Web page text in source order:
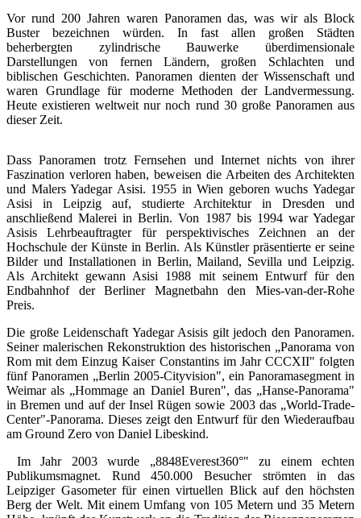
Vor rund 200 Jahren waren Panoramen das, was wir als Block
Buster bezeichnen würden. In fast allen großen Städten
beherbergten zylindrische Bauwerke überdimensionale
Darstellungen von fernen Ländern, großen Schlachten und
biblischen Geschichten. Panoramen dienten der Wissenschaft und
waren Grundlage für moderne Methoden der Landvermessung.
Heute existieren weltweit nur noch rund 30 große Panoramen aus
dieser Zeit.
Dass Panoramen trotz Fernsehen und Internet nichts von ihrer
Faszination verloren haben, beweisen die Arbeiten des Architekten
und Malers Yadegar Asisi. 1955 in Wien geboren wuchs Yadegar
Asisi in Leipzig auf, studierte Architektur in Dresden und
anschließend Malerei in Berlin. Von 1987 bis 1994 war Yadegar
Asisis Lehrbeauftragter für perspektivisches Zeichnen an der
Hochschule der Künste in Berlin. Als Künstler präsentierte er seine
Bilder und Installationen in Berlin, Mailand, Sevilla und Leipzig.
Als Architekt gewann Asisi 1988 mit seinem Entwurf für den
Endbahnhof der Berliner Magnetbahn den Mies-van-der-Rohe
Preis.
Die große Leidenschaft Yadegar Asisis gilt jedoch den Panoramen.
Seiner malerischen Rekonstruktion des historischen „Panorama von
Rom mit dem Einzug Kaiser Constantins im Jahr CCCXII" folgten
fünf Panoramen „Berlin 2005-Cityvision", ein Panoramasegment in
Weimar als „Hommage an Daniel Buren", das „Hanse-Panorama"
in Bremen und auf der Insel Rügen sowie 2003 das „World-Trade-
Center"-Panorama. Dieses zeigt den Entwurf für den Wiederaufbau
am Ground Zero von Daniel Libeskind.
Im Jahr 2003 wurde „8848Everest360°" zu einem echten
Publikumsmagnet. Rund 450.000 Besucher strömten in das
Leipziger Gasometer für einen virtuellen Blick auf den höchsten
Berg der Welt. Mit einem Umfang von 105 Metern und 35 Metern